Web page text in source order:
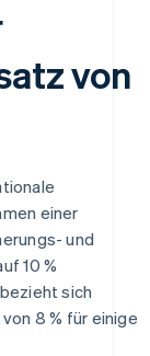
von
einer
und
10 %
sich
8 % für einige